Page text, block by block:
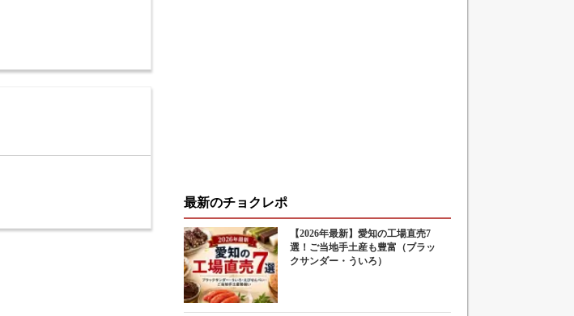
最新のチョクレポ
【2026年最新】愛知の工場直売7
選！ご当地手土産も豊富（ブラッ
クサンダー・ういろ）